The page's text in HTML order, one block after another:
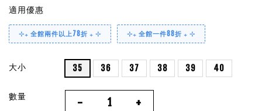
適用優惠
⊹₊ 全館兩件以上78折 ₊ ⊹ ⊹₊ 全館一件88折 ₊ ⊹
大小 35 36 37 38 39 40
數量 - +